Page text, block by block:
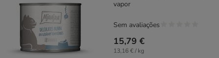
vapor
15,79 €
13,16 € / kg
Sem avaliações